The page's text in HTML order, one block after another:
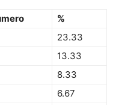
%
23.33
13.33
8.33
6.67